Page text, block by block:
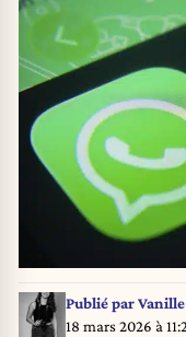
Publié par
18 mars 2026 à